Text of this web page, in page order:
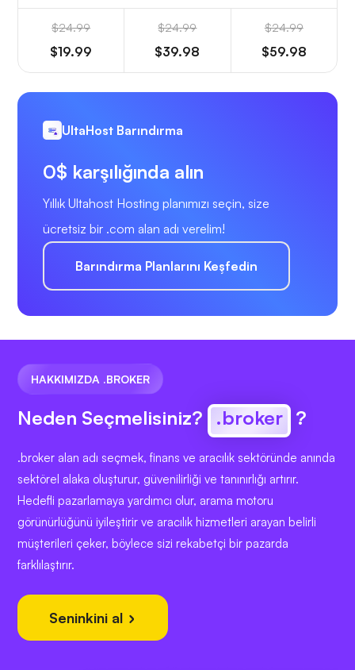
$24.99
$19.99
$24.99
$39.98
$24.99
$59.98
UltaHost Barındırma
0$ karşılığında alın
Yıllık Ultahost Hosting planımızı seçin, size
ücretsiz bir .com alan adı verelim!
Barındırma Planlarını Keşfedin
HAKKIMIZDA .BROKER
Neden Seçmelisiniz? .broker ?
.broker alan adı seçmek, finans ve aracılık sektöründe anında
sektörel alaka oluşturur, güvenilirliği ve tanınırlığı artırır.
Hedefli pazarlamaya yardımcı olur, arama motoru
görünürlüğünü iyileştirir ve aracılık hizmetleri arayan belirli
müşterileri çeker, böylece sizi rekabetçi bir pazarda
farklılaştırır.
Seninkini al